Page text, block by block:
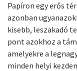
Papíron egy erős
azonban
kisebb, leszakadó
pont azokhoz a
amelyekre a
minden helyi